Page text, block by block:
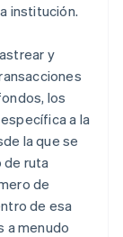
institución.
y
los
a la
la que se
de ruta
de
de esa
a menudo